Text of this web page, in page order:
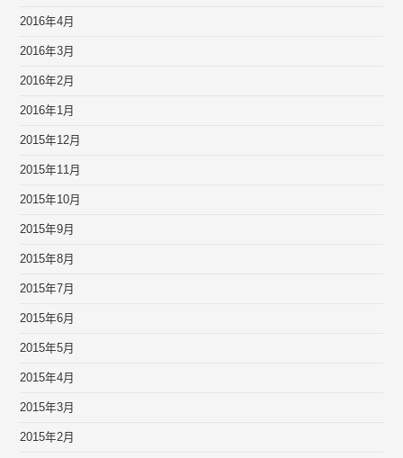
2016年4月
2016年3月
2016年2月
2016年1月
2015年12月
2015年11月
2015年10月
2015年9月
2015年8月
2015年7月
2015年6月
2015年5月
2015年4月
2015年3月
2015年2月